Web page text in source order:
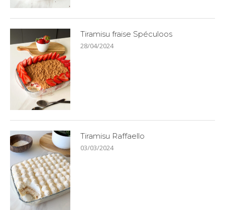
Tiramisu fraise Spéculoos
28/04/2024
Tiramisu Raffaello
03/03/2024